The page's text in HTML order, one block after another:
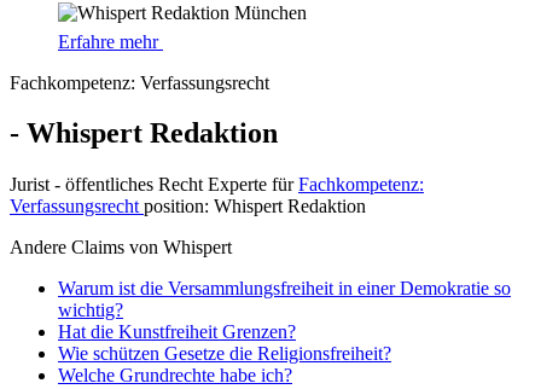
Erfahre mehr
Fachkompetenz: Verfassungsrecht
- Whispert Redaktion
Jurist - öffentliches Recht Experte für Fachkompetenz:
Verfassungsrecht position: Whispert Redaktion
Andere Claims von Whispert
Warum ist die Versammlungsfreiheit in einer Demokratie so
wichtig?
Hat die Kunstfreiheit Grenzen?
Wie schützen Gesetze die Religionsfreiheit?
Welche Grundrechte habe ich?